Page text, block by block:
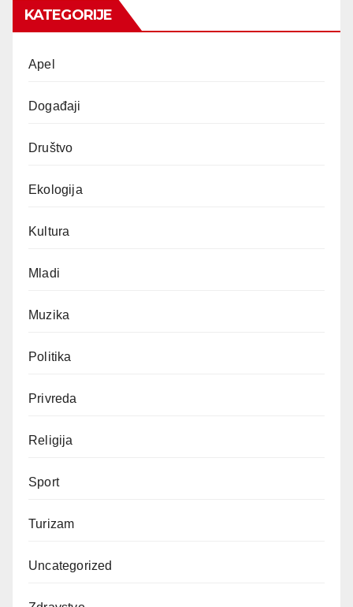
KATEGORIJE
Apel
Događaji
Društvo
Ekologija
Kultura
Mladi
Muzika
Politika
Privreda
Religija
Sport
Turizam
Uncategorized